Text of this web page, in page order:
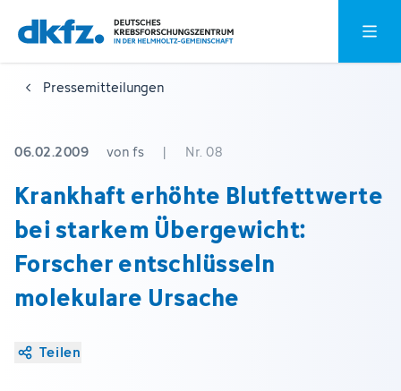
Zum
Hauptinhalt
springen
Zur
Fußzeile
springen
Pressemitteilungen
06.02.2009 von fs | Nr. 08
Krankhaft erhöhte Blutfettwerte
bei starkem Übergewicht:
Forscher entschlüsseln
molekulare Ursache
Teilen